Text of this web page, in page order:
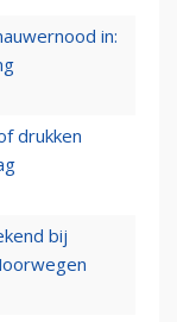
in:
drukken
bij